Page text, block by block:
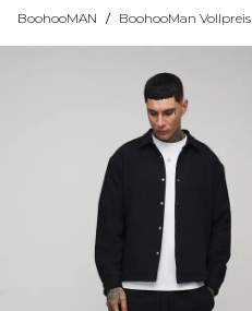
BoohooMAN / BoohooMan Vollpreis